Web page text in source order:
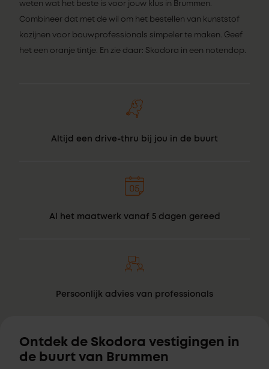
weten wat het beste is voor jouw klus in Brummen.
Combineer dat met de wil om het bestellen van kunststof
kozijnen voor bouwprofessionals simpeler te maken. Geef
het een oranje tintje. En zie daar: Skodora in een notendop.
Altijd een drive-thru bij jou in de buurt
Al het maatwerk vanaf 5 dagen gereed
Persoonlijk advies van professionals
Ontdek de Skodora vestigingen in
de buurt van Brummen